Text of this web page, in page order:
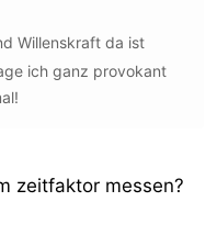
Willenskraft da ist
ich ganz provokant
zeitfaktor messen?